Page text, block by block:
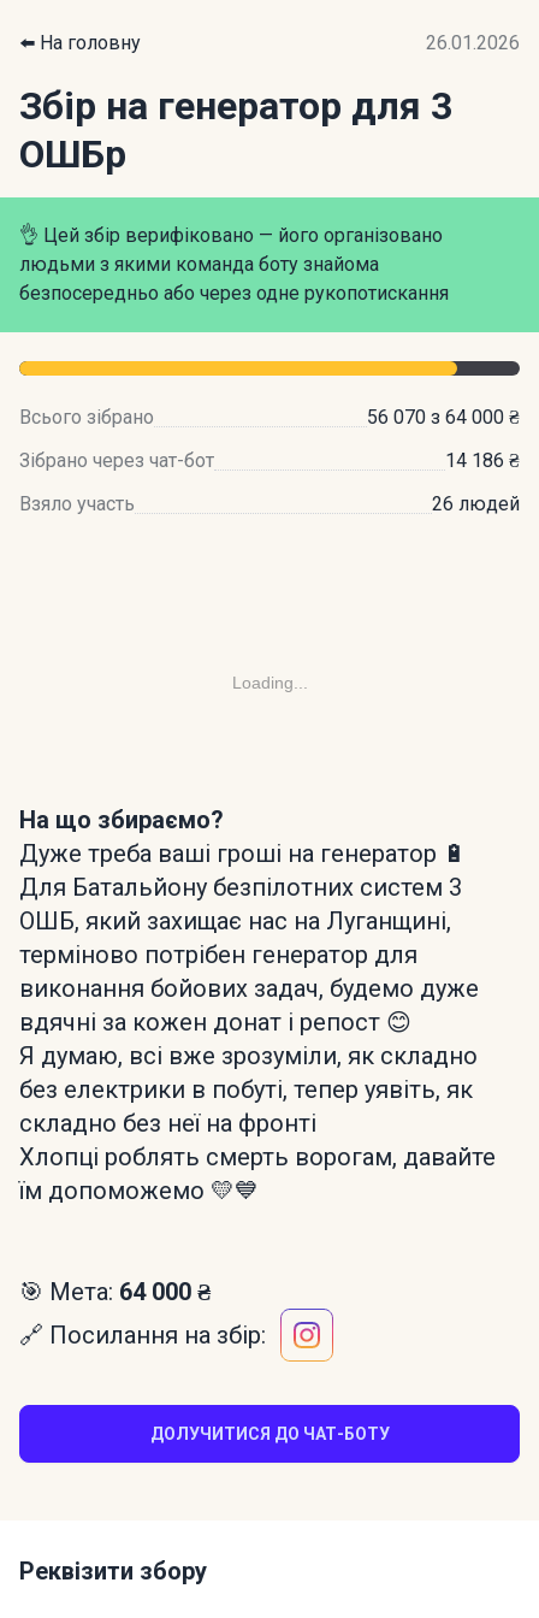
⬅️ На головну 26.01.2026
Збір на генератор для 3
ОШБр
👌 Цей збір верифіковано — його організовано
людьми з якими команда боту знайома
безпосередньо або через одне рукопотискання
Всього зібрано
56 070 з 64 000 ₴
Зібрано через чат-бот
14 186 ₴
Взяло участь
26 людей
Loading...
На що збираємо?
Дуже треба ваші гроші на генератор 🔋
Для Батальйону безпілотних систем 3
ОШБ, який захищає нас на Луганщині,
терміново потрібен генератор для
виконання бойових задач, будемо дуже
вдячні за кожен донат і репост 😊
Я думаю, всі вже зрозуміли, як складно
без електрики в побуті, тепер уявіть, як
складно без неї на фронті
Хлопці роблять смерть ворогам, давайте
їм допоможемо 💛💙
🎯 Мета: 64 000 ₴
🔗 Посилання на збір:
ДОЛУЧИТИСЯ ДО ЧАТ-БОТУ
Реквізити збору